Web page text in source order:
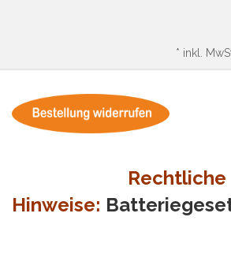
* inkl.
Rechtliche
Hinweise: